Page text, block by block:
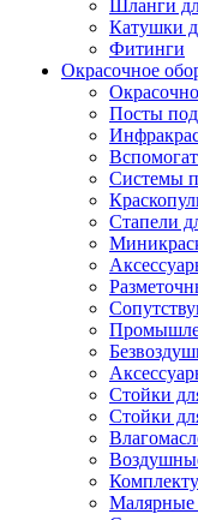
Шланги
Катушки
Фитинги
Окрасочное
Посты
Системы
Стапели
Стойки
Стойки
Малярные